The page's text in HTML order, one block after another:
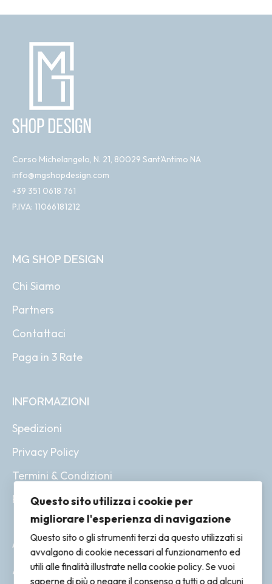
Corso Michelangelo, N. 21, 80029 Sant'Antimo NA
info@mgshopdesign.com
+39 351 0618 761
P.IVA: 11066181212
MG SHOP DESIGN
Chi Siamo
Partners
Contattaci
Paga in 3 Rate
INFORMAZIONI
Spedizioni
Privacy Policy
Termini & Condizioni
Resi & Rimborsi
ACCOUNT
Account
Questo sito utilizza i cookie per
migliorare l'esperienza di navigazione
Questo sito o gli strumenti terzi da questo utilizzati si
avvalgono di cookie necessari al funzionamento ed
utili alle finalità illustrate nella cookie policy. Se vuoi
saperne di più o negare il consenso a tutti o ad alcuni